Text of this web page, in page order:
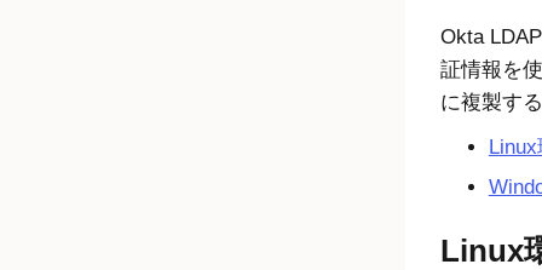
Okta
証情報を
に複製す
Linux